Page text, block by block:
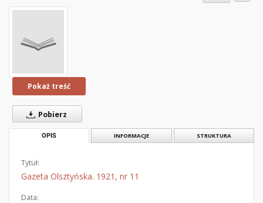
Pokaż treść
Pobierz
OPIS INFORMACJE STRUKTURA
Tytuł:
Gazeta Olsztyńska. 1921, nr 11
Data: